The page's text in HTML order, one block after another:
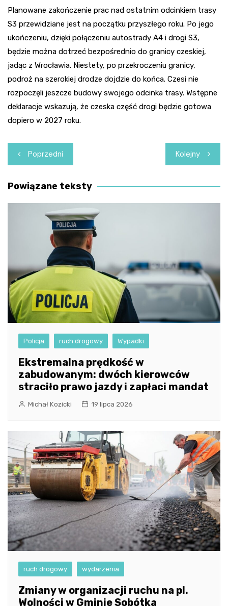
Planowane zakończenie prac nad ostatnim odcinkiem trasy
S3 przewidziane jest na początku przyszłego roku. Po jego
ukończeniu, dzięki połączeniu autostrady A4 i drogi S3,
będzie można dotrzeć bezpośrednio do granicy czeskiej,
jadąc z Wrocławia. Niestety, po przekroczeniu granicy,
podroż na szerokiej drodze dojdzie do końca. Czesi nie
rozpoczęli jeszcze budowy swojego odcinka trasy. Wstępne
deklaracje wskazują, że czeska część drogi będzie gotowa
dopiero w 2027 roku.
Nawigacja
wpisu
Poprzedni Kolejny
Powiązane teksty
Policja ruch drogowy Wypadki
Ekstremalna prędkość w
zabudowanym: dwóch kierowców
straciło prawo jazdy i zapłaci mandat
Michał Kozicki 19 lipca 2026
ruch drogowy wydarzenia
Zmiany w organizacji ruchu na pl.
Wolności w Gminie Sobótka